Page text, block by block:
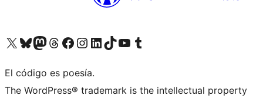
Visita nuestra cuenta de X (anteriormente Twitter)
Visita nuestra cuenta de Bluesky
Visita nuestra cuenta de Mastodon
Visita nuestra cuenta de Threads
Visita nuestra página de Facebook
Visita nuestra cuenta de Instagram
Visita nuestra cuenta de LinkedIn
Visita nuestra cuenta de TikTok
Visita nuestro canal de YouTube
Visita nuestra cuenta de Tumblr
El código es poesía.
The WordPress® trademark is the intellectual property